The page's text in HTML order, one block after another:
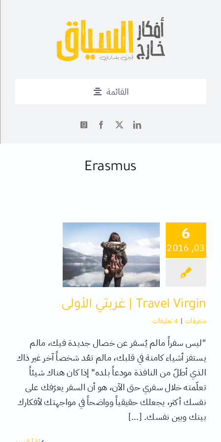
القائمة
من أنا؟
كتب
تقنية
متفرقات
Erasmus
6
03, 2016
Travel Virgin | غربتي الأولى
متفرقات | 4 تعليقات
"ليس سفراً مالم يُسفر عن خصال جديدة فيك، مالم
يستفز أشياء كامنة في قلبك، مالم تعُد شخصاً آخر غير ذاك
الذي أطلّ من النافذة مودعاً بلده" إذا كان هناك شيئاً
تعلّمته خلال سفري حتى الآن، هو أن السفر يعرّفك على
نفسك أكثر، يجعلك حقيقياً وواضحاً في مواجهتك لأفكارك
بينك وبين نفسك. [...]